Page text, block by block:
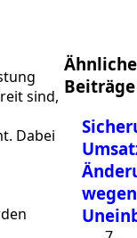
sind,
Dabei
Ähnliche
Beiträge
wegen